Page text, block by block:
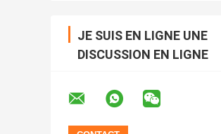
JE SUIS EN LIGNE UNE
DISCUSSION EN LIGNE